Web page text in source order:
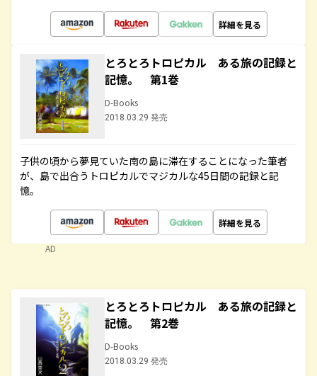
詳細を見る
とろとろトロピカル ある旅の記録と
記憶。 第1巻
D-Books
2018.03.29 発売
子供の頃から夢見ていた南の島に滞在することになった筆者
が、島で出合うトロピカルでマジカルな45日間の記録と記
憶。
詳細を見る
AD
とろとろトロピカル ある旅の記録と
記憶。 第2巻
D-Books
2018.03.29 発売